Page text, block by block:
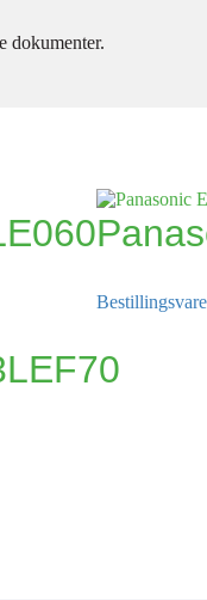
dokumenter.
Bestillingsvare